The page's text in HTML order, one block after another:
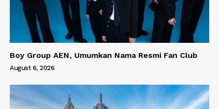
Boy Group AEN, Umumkan Nama Resmi Fan Club
August 6, 2026